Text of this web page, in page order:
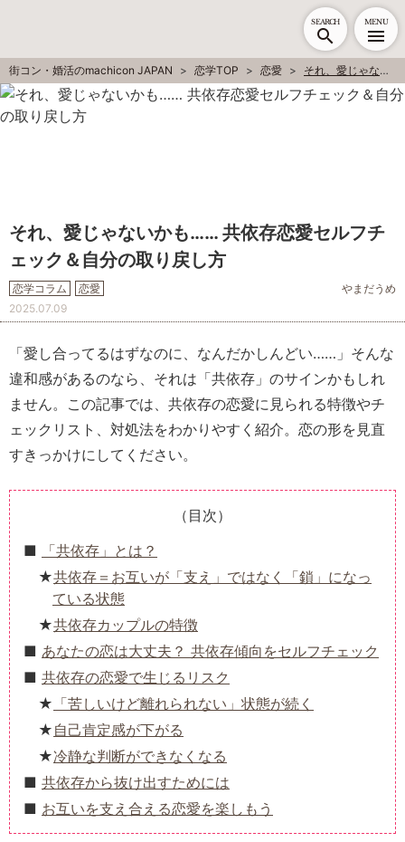
SEARCH MENU
街コン・婚活のmachicon JAPAN 恋学TOP 恋愛 それ、愛じゃないかも…… 共依存恋愛セルフチェック＆自分の取り戻し方
それ、愛じゃないかも…… 共依存恋愛セルフチ
ェック＆自分の取り戻し方
恋学コラム 恋愛
やまだうめ
2025.07.09
「愛し合ってるはずなのに、なんだかしんどい……」そんな
違和感があるのなら、それは「共依存」のサインかもしれ
ません。この記事では、共依存の恋愛に見られる特徴やチ
ェックリスト、対処法をわかりやすく紹介。恋の形を見直
すきっかけにしてください。
（目次）
「共依存」とは？
共依存＝お互いが「支え」ではなく「鎖」になっ
ている状態
共依存カップルの特徴
あなたの恋は大丈夫？ 共依存傾向をセルフチェック
共依存の恋愛で生じるリスク
「苦しいけど離れられない」状態が続く
自己肯定感が下がる
冷静な判断ができなくなる
共依存から抜け出すためには
お互いを支え合える恋愛を楽しもう